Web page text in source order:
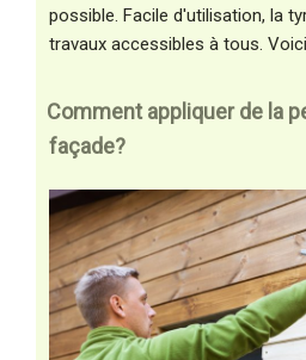
possible. Facile d'utilisation, la
travaux accessibles à tous.
Comment appliquer de la
façade?